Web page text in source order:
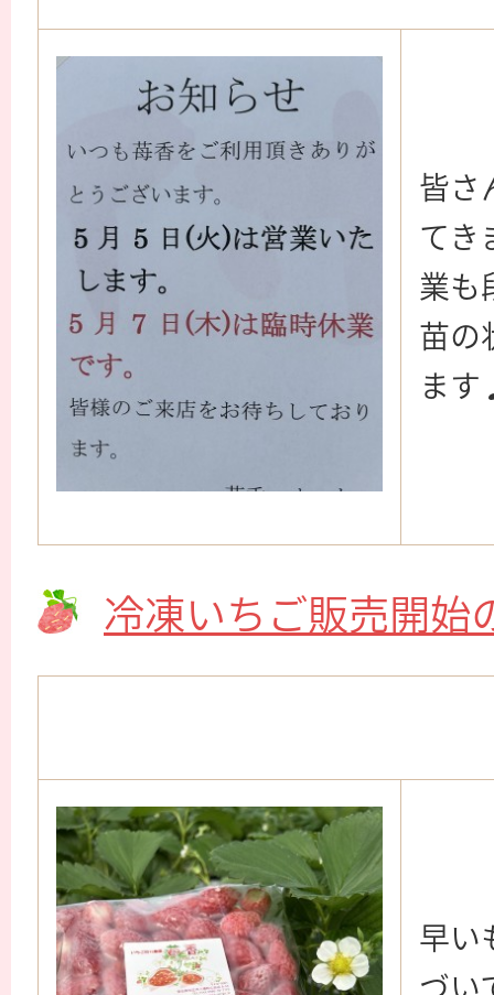
皆さ
てき
業も
苗の
ま
冷凍いちご販売開始
早い
づい